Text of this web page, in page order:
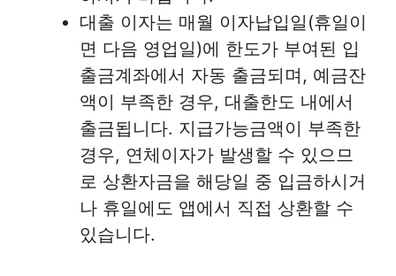
대출 이자는 매월 이자납입일(휴일이
면 다음 영업일)에 한도가 부여된 입
출금계좌에서 자동 출금되며, 예금잔
액이 부족한 경우, 대출한도 내에서
출금됩니다. 지급가능금액이 부족한
경우, 연체이자가 발생할 수 있으므
로 상환자금을 해당일 중 입금하시거
나 휴일에도 앱에서 직접 상환할 수
있습니다.